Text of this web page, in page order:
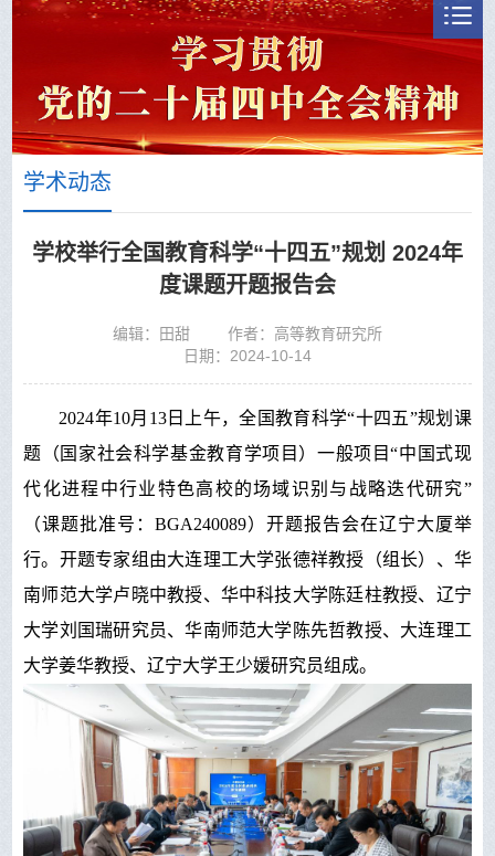
学术动态
学校举行全国教育科学“十四五”规划 2024年
度课题开题报告会
编辑：田甜
作者：高等教育研究所
日期：2024-10-14
2024年10月13日上午，全国教育科学“十四五”规划课
题（国家社会科学基金教育学项目）一般项目“中国式现
代化进程中行业特色高校的场域识别与战略迭代研究”
（课题批准号：BGA240089）开题报告会在辽宁大厦举
行。 开题专家组由大连理工大学张德祥教授（组长）、华
南师范大学卢晓中教授、华中科技大学陈廷柱教授、辽宁
大学刘国瑞研究员、华南师范大学陈先哲教授、大连理工
大学姜华教授、辽宁大学王少媛研究员组成。